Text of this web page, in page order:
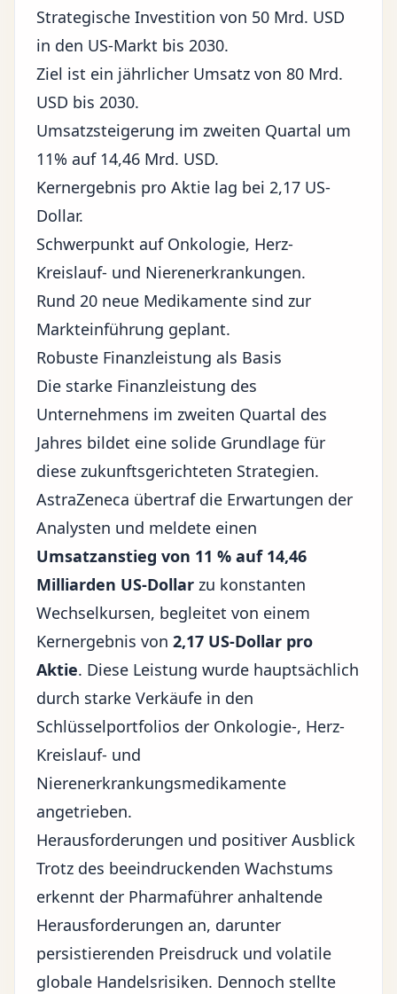
Strategische Investition von 50 Mrd. USD
in den US-Markt bis 2030.
Ziel ist ein jährlicher Umsatz von 80 Mrd.
USD bis 2030.
Umsatzsteigerung im zweiten Quartal um
11% auf 14,46 Mrd. USD.
Kernergebnis pro Aktie lag bei 2,17 US-
Dollar.
Schwerpunkt auf Onkologie, Herz-
Kreislauf- und Nierenerkrankungen.
Rund 20 neue Medikamente sind zur
Markteinführung geplant.
Robuste Finanzleistung als Basis
Die starke Finanzleistung des
Unternehmens im zweiten Quartal des
Jahres bildet eine solide Grundlage für
diese zukunftsgerichteten Strategien.
AstraZeneca übertraf die Erwartungen der
Analysten und meldete einen
Umsatzanstieg von 11 % auf 14,46
Milliarden US-Dollar zu konstanten
Wechselkursen, begleitet von einem
Kernergebnis von 2,17 US-Dollar pro
Aktie. Diese Leistung wurde hauptsächlich
durch starke Verkäufe in den
Schlüsselportfolios der Onkologie-, Herz-
Kreislauf- und
Nierenerkrankungsmedikamente
angetrieben.
Herausforderungen und positiver Ausblick
Trotz des beeindruckenden Wachstums
erkennt der Pharmaführer anhaltende
Herausforderungen an, darunter
persistierenden Preisdruck und volatile
globale Handelsrisiken. Dennoch stellte